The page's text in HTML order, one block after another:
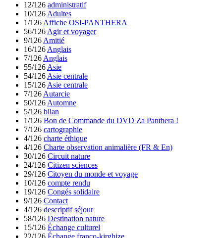
12/126 administratif
10/126 Adultes
1/126 Affiche OSI-PANTHERA
56/126 Agir et voyager
9/126 Amitié
16/126 Anglais
7/126 Anglais
55/126 Asie
54/126 Asie centrale
15/126 Asie centrale
7/126 Autarcie
50/126 Automne
5/126 bilan
1/126 Bon de Commande du DVD Za Panthera !
7/126 cartographie
4/126 charte éthique
4/126 Charte observation animalière (FR & En)
30/126 Circuit nature
24/126 Citizen sciences
29/126 Citoyen du monde et voyage
10/126 compte rendu
19/126 Congés solidaire
9/126 Contact
4/126 descriptif séjour
58/126 Destination nature
15/126 Échange culturel
22/126 Échange franco-kirghize